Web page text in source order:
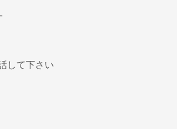
して下さい